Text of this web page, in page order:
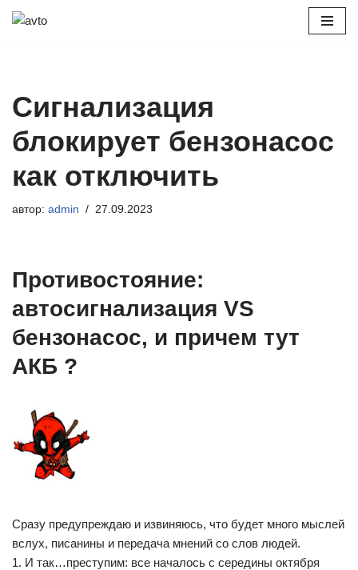
Сигнализация
блокирует бензонасос
как отключить
автор: admin 27.09.2023
Противостояние:
автосигнализация VS
бензонасос, и причем тут
АКБ ?
Сразу предупреждаю и извиняюсь, что будет много мыслей
вслух, писанины и передача мнений со слов людей.
1. И так…преступим: все началось с середины октября